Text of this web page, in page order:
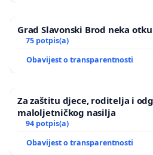
Grad Slavonski Brod neka
75 potpis(a)
Obavijest o transparentnosti
Za zaštitu djece, roditelja i
maloljetničkog nasilja
94 potpis(a)
Obavijest o transparentnosti